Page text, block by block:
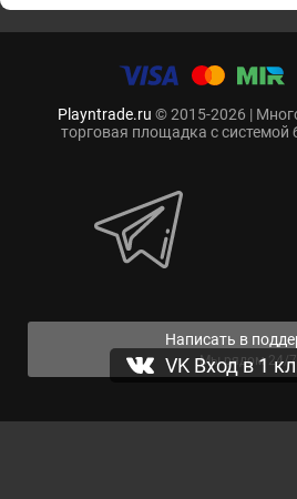
Playntrade.ru © 2015-2026 |
торговая площадка с системой
Написать в
Мы рядом 24/7
VK Вход в 1